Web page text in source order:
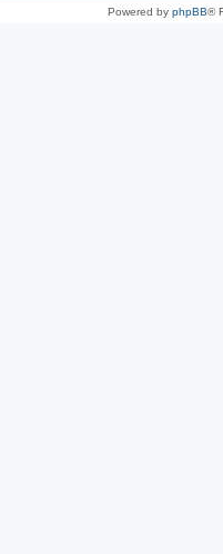
Powered by phpBB®